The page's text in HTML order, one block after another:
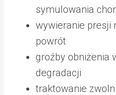
symulowania
wywieranie presji
powrót
groźby obniżenia
degradacji
traktowanie